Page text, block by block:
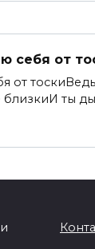
себя от
от
близкиИ ты